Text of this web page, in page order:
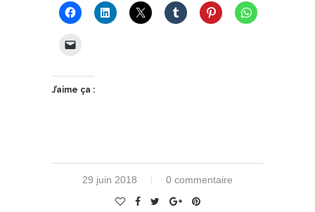
J’aime ça :
29 juin 2018 0 commentaire